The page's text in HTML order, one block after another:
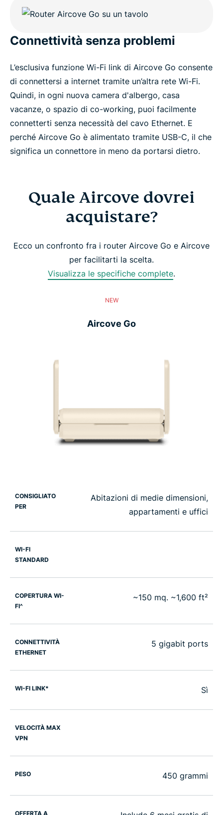
Connettività senza problemi
L’esclusiva funzione Wi-Fi link di Aircove Go consente
di connettersi a internet tramite un’altra rete Wi-Fi.
Quindi, in ogni nuova camera d'albergo, casa
vacanze, o spazio di co-working, puoi facilmente
connetterti senza necessità del cavo Ethernet. E
perché Aircove Go è alimentato tramite USB-C, il che
significa un connettore in meno da portarsi dietro.
Quale Aircove dovrei
acquistare?
Ecco un confronto fra i router Aircove Go e Aircove
per facilitarti la scelta.
Visualizza le specifiche complete.
NEW
Aircove Go
CONSIGLIATO
PER
Abitazioni di medie dimensioni,
appartamenti e uffici
WI-FI
STANDARD
COPERTURA WI-
FI^
~150 mq. ~1,600 ft²
CONNETTIVITÀ
ETHERNET
5 gigabit ports
WI-FI LINK* Sì
VELOCITÀ MAX
VPN
PESO 450 grammi
OFFERTA A